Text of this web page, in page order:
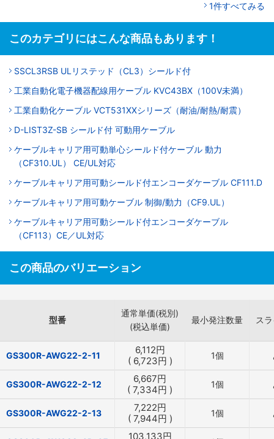
1件すべてみる
このカテゴリにはこんな商品もあります！
SSCL3RSB ULリステッド（CL3）シールド付
工業自動化電子機器配線用ケーブル KVC43BX（100V未満）
工業自動化ケーブル VCT531XXシリーズ（耐油/耐熱/耐震）
D-LIST3Z-SB シールド付 可動用ケーブル
ケーブルキャリア用可動単心シールド付ケーブル 動力
（CF310.UL） CE/UL対応
ケーブルキャリア用可動シールド付エンコーダケーブル CF111.D
ケーブルキャリア用可動ケーブル 制御/動力（CF9.UL）
ケーブルキャリア用可動シールド付エンコーダケーブル
（CF113）CE／UL対応
この商品のバリエーション
型番
通常単価(税別)
(税込単価)
最小発注数量 ス
GS300R-AWG22-2-11 6,112円
( 6,723円 ) 1個
GS300R-AWG22-2-12 6,667円
( 7,334円 ) 1個
GS300R-AWG22-2-13 7,222円
( 7,944円 ) 1個
103,133円